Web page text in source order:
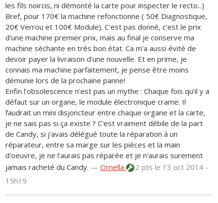
les fils noircis, ni démonté la carte pour inspecter le recto...)
Bref, pour 170€ la machine refonctionne ( 50€ Diagnostique,
20€ Verrou et 100€ Module). C'est pas donné, c'est le prix
d'une machine premier prix, mais au final je conserve ma
machine sèchante en très bon état. Ca m'a aussi évité de
devoir payer la livraison d'une nouvelle. Et en prime, je
connais ma machine parfaitement, je pense être moins
démunie lors de la prochaine panne!
Enfin l'obsolescence n'est pas un mythe : Chaque fois qu'il y a
défaut sur un organe, le module électronique crame. Il
faudrait un mini disjoncteur entre chaque organe et la carte,
je ne sais pas si ça existe ? C'est vraiment débile de la part
de Candy, si j'avais délégué toute la réparation à un
réparateur, entre sa marge sur les pièces et la main
d'oeuvre, je ne l'aurais pas réparée et je n'aurais surement
jamais racheté du Candy. —Ornella 2 ptsle 13 oct 2014 -
15h19